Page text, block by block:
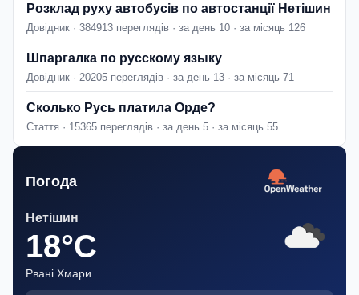
Розклад руху автобусів по автостанції Нетішин
Довідник · 384913 переглядів · за день 10 · за місяць 126
Шпаргалка по русскому языку
Довідник · 20205 переглядів · за день 13 · за місяць 71
Сколько Русь платила Орде?
Стаття · 15365 переглядів · за день 5 · за місяць 55
Погода
Нетішин
18°C
Рвані Хмари